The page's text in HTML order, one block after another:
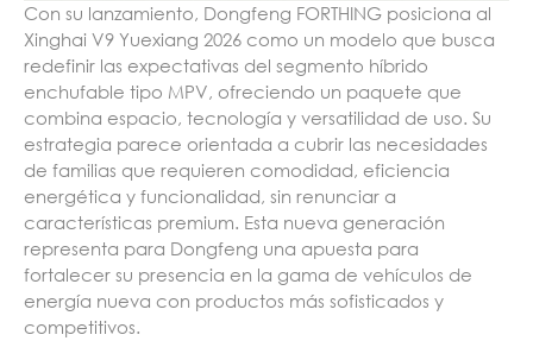
Con su lanzamiento, Dongfeng FORTHING posiciona al
Xinghai V9 Yuexiang 2026 como un modelo que busca
redefinir las expectativas del segmento híbrido
enchufable tipo MPV, ofreciendo un paquete que
combina espacio, tecnología y versatilidad de uso. Su
estrategia parece orientada a cubrir las necesidades
de familias que requieren comodidad, eficiencia
energética y funcionalidad, sin renunciar a
características premium. Esta nueva generación
representa para Dongfeng una apuesta para
fortalecer su presencia en la gama de vehículos de
energía nueva con productos más sofisticados y
competitivos.